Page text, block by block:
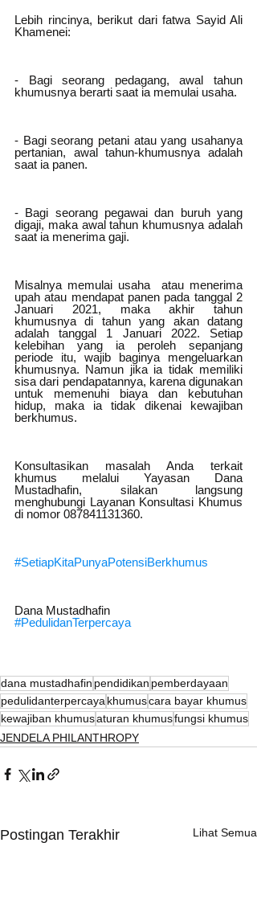
Lebih rincinya, berikut dari fatwa Sayid Ali
Khamenei:
- Bagi seorang pedagang, awal tahun
khumusnya berarti saat ia memulai usaha.
- Bagi seorang petani atau yang usahanya
pertanian, awal tahun-khumusnya adalah
saat ia panen.
- Bagi seorang pegawai dan buruh yang
digaji, maka awal tahun khumusnya adalah
saat ia menerima gaji.
Misalnya memulai usaha  atau menerima
upah atau mendapat panen pada tanggal 2
Januari 2021, maka akhir tahun
khumusnya di tahun yang akan datang
adalah tanggal 1 Januari 2022. Setiap
kelebihan yang ia peroleh sepanjang
periode itu, wajib baginya mengeluarkan
khumusnya. Namun jika ia tidak memiliki
sisa dari pendapatannya, karena digunakan
untuk memenuhi biaya dan kebutuhan
hidup, maka ia tidak dikenai kewajiban
berkhumus.
Konsultasikan masalah Anda terkait
khumus melalui Yayasan Dana
Mustadhafin, silakan langsung
menghubungi Layanan Konsultasi Khumus
di nomor 087841131360.
#SetiapKitaPunyaPotensiBerkhumus
Dana Mustadhafin
#PedulidanTerpercaya
dana mustadhafin pendidikan pemberdayaan
pedulidanterpercaya khumuscara bayar khumus
kewajiban khumusaturan khumusfungsi khumus
JENDELA PHILANTHROPY
Postingan Terakhir Lihat Semua